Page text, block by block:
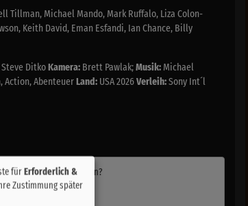
Tillman, Michael Mando, Mark Ruffalo, Liza Colon-
Keith David, Eman Esfandi, Ian Chance, Billy
DitkoKamera: Brett Pawlak;Musik: Michael
Action, AbenteuerLand: USA 2026Verleih:Sony Int´l
externe Inhalte laden?
fürErforderlich &
Zustimmung später